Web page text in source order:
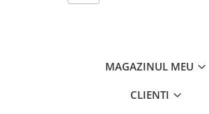
MAGAZINUL MEU
CLIENTI